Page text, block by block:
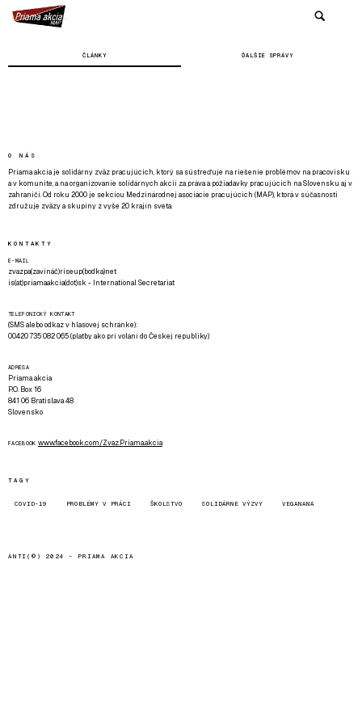
ČLÁNKY ĎALŠIE SPRÁVY
O NÁS
Priama akcia je solidárny zväz pracujúcich, ktorý sa sústreďuje na riešenie problémov na pracovisku
a v komunite, a na organizovanie solidárnych akcií za práva a požiadavky pracujúcich na Slovensku aj v
zahraničí. Od roku 2000 je sekciou Medzinárodnej asociácie pracujúcich (MAP), ktorá v súčasnosti
združuje zväzy a skupiny z vyše 20 krajín sveta.
KONTAKTY
E-MAIL
zvazpa(zavináč)riseup(bodka)net
is(at)priamaakcia(dot)sk - International Secretariat
TELEFONICKÝ KONTAKT
(SMS alebo odkaz v hlasovej schránke):
00420 735 082 065 (platby ako pri volaní do Českej republiky)
ADRESA
Priama akcia
P.O. Box 16
841 06 Bratislava 48
Slovensko
FACEBOOK www.facebook.com/Zvaz.Priama.akcia
TAGY
COVID-19 PROBLÉMY V PRÁCI ŠKOLSTVO SOLIDÁRNE VÝZVY VEGANANA
ANTI(©) 2024 - PRIAMA AKCIA